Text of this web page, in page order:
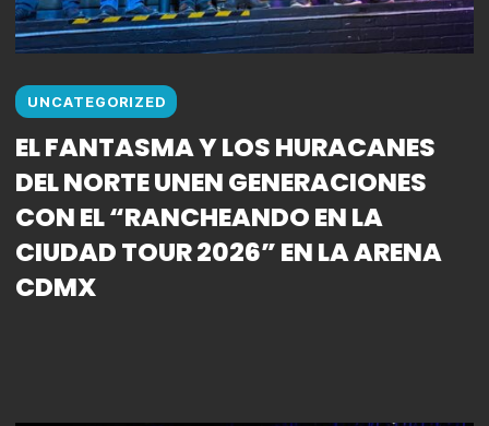
UNCATEGORIZED
EL FANTASMA Y LOS HURACANES
DEL NORTE UNEN GENERACIONES
CON EL “RANCHEANDO EN LA
CIUDAD TOUR 2026” EN LA ARENA
CDMX